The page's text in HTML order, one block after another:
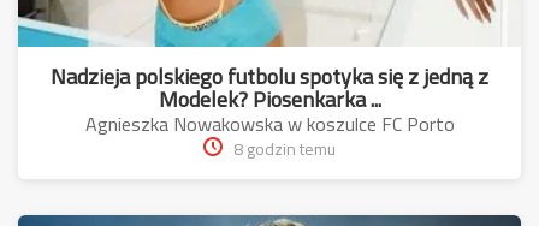
Nadzieja polskiego futbolu spotyka się z jedną z
Modelek? Piosenkarka ...
Agnieszka Nowakowska w koszulce FC Porto
8 godzin temu